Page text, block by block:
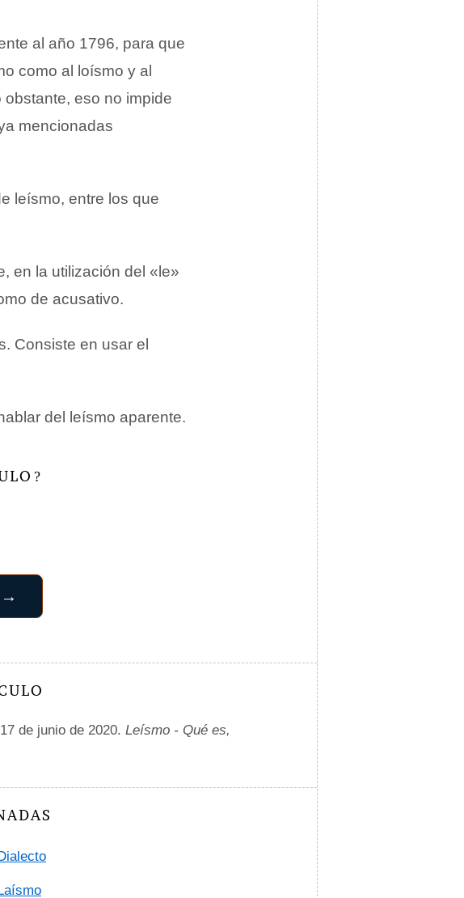
al año 1796, para que
como al loísmo y al
eso no impide
mencionadas
leísmo, entre los que
en la utilización del «le»
de acusativo.
Consiste en usar el
del leísmo aparente.
?
de junio de 2020. Leísmo - Qué es,